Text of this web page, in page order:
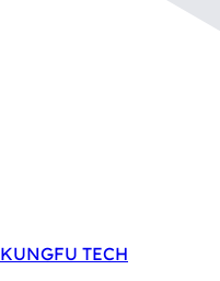
KUNGFU TECH